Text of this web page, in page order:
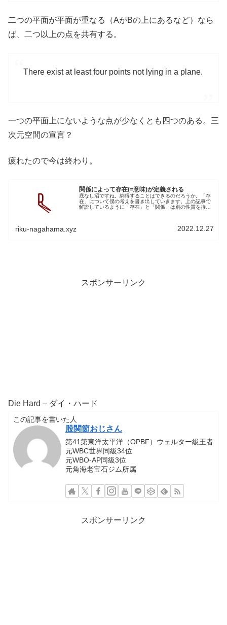
二つの平面が平面が重なる（AがBの上にあるなど）なら
ば、二つ以上の点を共有する。
There exist at least four points not lying in a plane.
一つの平面上にないような点が少なくとも四つのある。三
次元空間の宣言？
疲れたので今は終わり。
関係によって存在(=意味)が定義される
底なし沼ですね。納得することはできるのだろうか。「存
在」について僕の考えを書き出していきます。上の記事で
解説しているように「存在」と「関係」は別の性質を持つ
riku-nagahama.xyz 2022.12.27
スポンサーリンク
Die Hard – ダイ・ハード
この記事を書いた人
股関節おじさん
第41第東洋太平洋（OPBF）ウェルター級王者
元WBC世界同級34位
元WBO-AP同級3位
元角海老宝石ジム所属
スポンサーリンク